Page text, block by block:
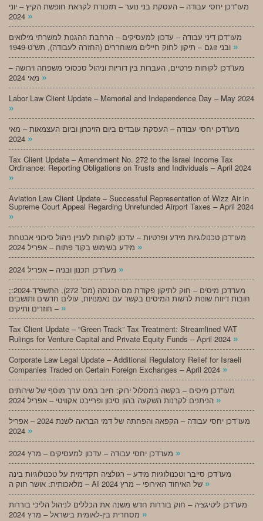
מעו”דכן יחסי עבודה – העסקת בני נוער – תזכורת לקראת חופשת הקיץ – יוני
»
מעו”דכן דיני עבודה – עדכון למעסיקים – הרחבת ההגנות למשרתי מילואים
»
מעו”דכן לקוחות פרטיים, העברות בין דוריות וניהול סכסוכי משפחה וירושה –
»
Labor Law Client Update – Memorial and Independence Day – May 2024
»
מעו”דכן יחסי עבודה – העסקת עובדים ביום הזיכרון וביום העצמאות – מאי
»
Tax Client Update – Amendment No. 272 to the Israel Income Tax
Ordinance: Reporting Obligations on Trusts and Individuals – April 2024
»
Aviation Law Client Update – Successful Representation of Wizz Air in
Supreme Court Appeal Regarding Unrefunded Airport Taxes – April 2024
»
מעו”דכן טכנולוגיות מידע ופרטיות – עדכון לקוחות לעניין ניהול סיכוני אבטחת
»
»
;מעו”דכן מיסים – חוק לתיקון פקודת מס הכנסה (מס’ 272), התשפ”ד-2024:
חובות דיווח שונות לרשות המיסים בקשר עם נאמנויות, עולים חדשים ותושבים
חוזרים ותיקים – »
Tax Client Update – “Green Track” Tax Treatment: Streamlined VAT
Rulings for Venture Capital and Private Equity Funds – April 2024 »
Corporate Law Legal Update – Additional Regulatory Relief for Israeli
Companies Traded on Certain Foreign Exchanges – April 2024 »
מעו”דכן מיסים – בקשה במסלול ירוק: חיוב במס ערך מוסף של שירותים
»
מעו”דכן יחסי עבודה – הקפאה והפחתה של דמי הבראה לשנת 2024 – אפריל
»
»
מעו”דכן סייבר וטכנולוגיות מידע – רגולציה תקדימית על טכנולוגיות בינה
»
מעו”דכן ליטיגציה – חוק בוררות חדש משנה את הכללים לניהול הליכי בוררות
»